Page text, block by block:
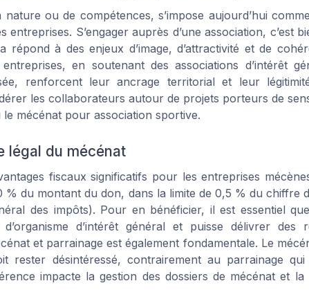
ou de compétences, s’impose aujourd’hui
S’engager auprès d’une association, c’est
répond à des enjeux d’image, d’attractivité et de
en soutenant des associations d’intérêt
renforcent leur ancrage territorial et leur
les collaborateurs autour de projets porteurs de
mécénat pour association sportive.
légal du mécénat
fiscaux significatifs pour les entreprises
% du montant du don, dans la limite de 0,5 % du chiffre
des impôts). Pour en bénéficier, il est essentiel que
d’intérêt général et puisse délivrer des
et parrainage est également fondamentale. Le
rester désintéressé, contrairement au parrainage qui
impacte la gestion des dossiers de mécénat et la